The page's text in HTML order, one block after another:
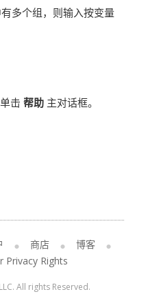
有多个组，则输入按变量
击 帮助 主对话框。
商店
博客
Privacy Rights
All rights Reserved.